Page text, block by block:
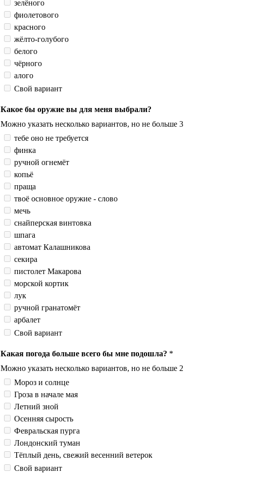
зелёного
фиолетового
красного
жёлто-голубого
белого
чёрного
алого
Свой вариант
Какое бы оружие вы для меня выбрали?
Можно указать несколько вариантов, но не больше 3
тебе оно не требуется
финка
ручной огнемёт
копьё
праща
твоё основное оружие - слово
мечь
снайперская винтовка
шпага
автомат Калашникова
секира
пистолет Макарова
морской кортик
лук
ручной гранатомёт
арбалет
Свой вариант
Какая погода больше всего бы мне подошла? *
Можно указать несколько вариантов, но не больше 2
Мороз и солнце
Гроза в начале мая
Летний зной
Осенняя сырость
Февральская пурга
Лондонский туман
Тёплый день, свежий весенний ветерок
Свой вариант